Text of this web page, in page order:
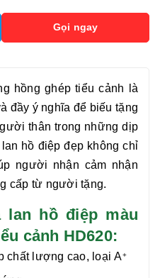
Gọi ngay
hồng ghép tiểu cảnh là
đầy ý nghĩa để biếu tặng
thân trong những dịp
lan hồ điệp đẹp không chỉ
người nhận cảm nhận
cấp từ người tặng.
lan hồ điệp màu
cảnh HD620:
chất lượng cao, loại A+